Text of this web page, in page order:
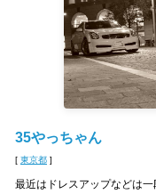
35やっちゃん
[ 東京都 ]
最近はドレスアップなどは一